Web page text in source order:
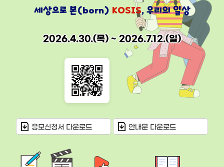
세상으로 본(born) KOSIS, 우리의 일상
2026.4.30.(목) ~ 2026.7.12.(일)
응모신청서 다운로드 안내문 다운로드